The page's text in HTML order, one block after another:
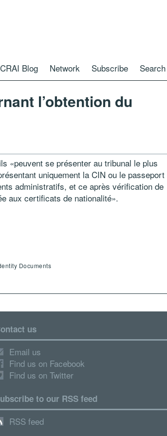
CRAI Blog Network Subscribe
l’obtention du
«peuvent se présenter au tribunal le plus
uniquement la CIN ou le passeport
administratifs, et ce après vérification de
aux certificats de nationalité».
Documents
us
Email us
Find us on Facebook
Find us on Twitter
to our RSS feed
RSS feed